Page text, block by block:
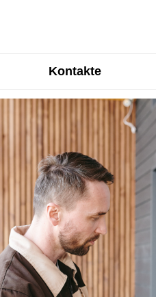
Kontakte